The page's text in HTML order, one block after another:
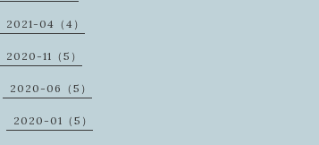
2021-04（4）
2020-11（5）
2020-06（5）
2020-01（5）